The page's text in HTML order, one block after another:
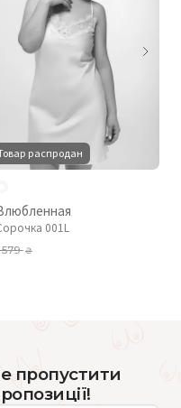
распродан
001L
579₴
пропустити